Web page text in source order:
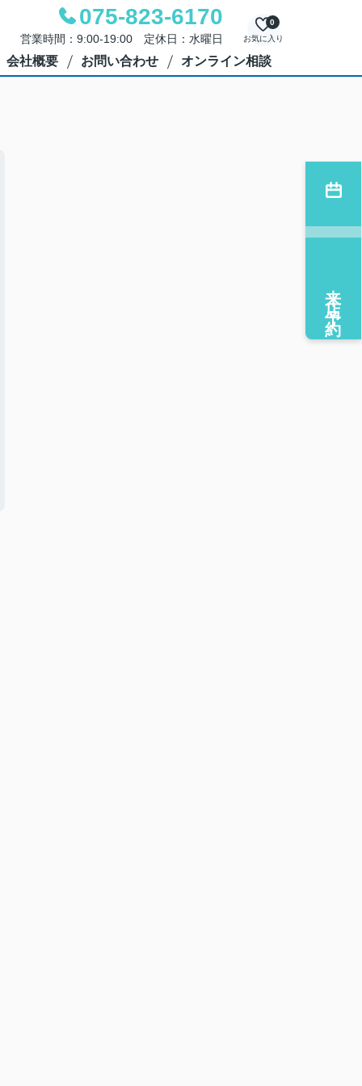
075-823-6170
営業時間：9:00-19:00 定休日：水曜日 お気に入り
0
会社概要 お問い合わせ オンライン相談
来店予約